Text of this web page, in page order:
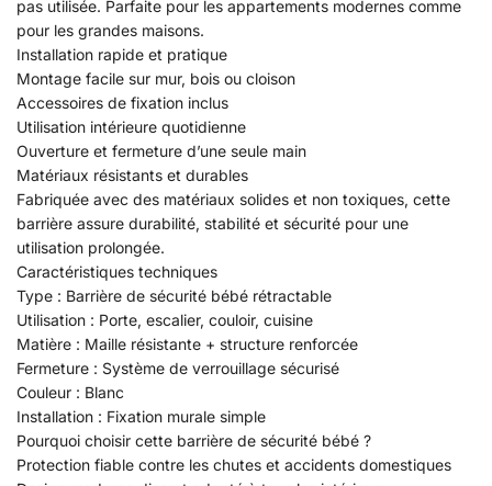
pas utilisée. Parfaite pour les appartements modernes comme
pour les grandes maisons.
Installation rapide et pratique
Montage facile sur mur, bois ou cloison
Accessoires de fixation inclus
Utilisation intérieure quotidienne
Ouverture et fermeture d’une seule main
Matériaux résistants et durables
Fabriquée avec des matériaux solides et non toxiques, cette
barrière assure durabilité, stabilité et sécurité pour une
utilisation prolongée.
Caractéristiques techniques
Type : Barrière de sécurité bébé rétractable
Utilisation : Porte, escalier, couloir, cuisine
Matière : Maille résistante + structure renforcée
Fermeture : Système de verrouillage sécurisé
Couleur : Blanc
Installation : Fixation murale simple
Pourquoi choisir cette barrière de sécurité bébé ?
Protection fiable contre les chutes et accidents domestiques